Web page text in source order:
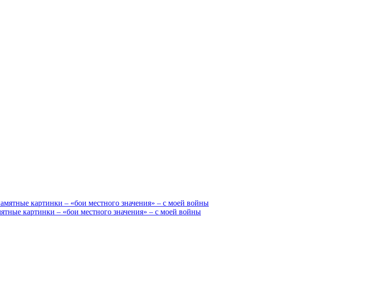
картинки – «бои местного значения» – с моей войны